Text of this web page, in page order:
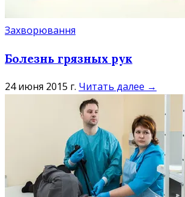
Захворювання
Болезнь грязных рук
24 июня 2015 г. Читать далее →